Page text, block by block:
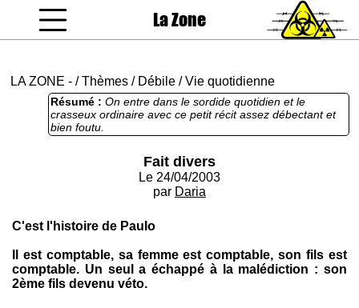
La Zone
LA ZONE - /Thèmes / Débile /Vie quotidienne
Résumé : On entre dans le sordide quotidien et le
crasseux ordinaire avec ce petit récit assez débectant et
bien foutu.
Fait divers
Le 24/04/2003
par Daria
C'est l'histoire de Paulo
Il est comptable, sa femme est comptable, son fils est
comptable. Un seul a échappé à la malédiction : son
2ème fils devenu véto.